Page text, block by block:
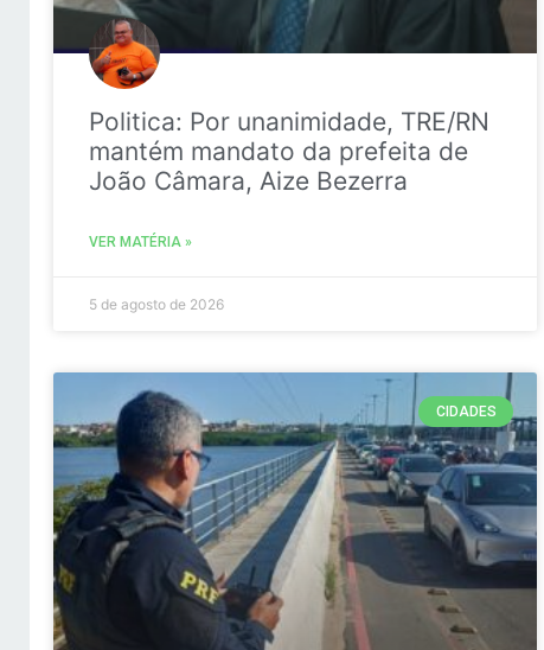
Politica: Por unanimidade, TRE/RN
mantém mandato da prefeita de
João Câmara, Aize Bezerra
VER MATÉRIA »
5 de agosto de 2026
CIDADES